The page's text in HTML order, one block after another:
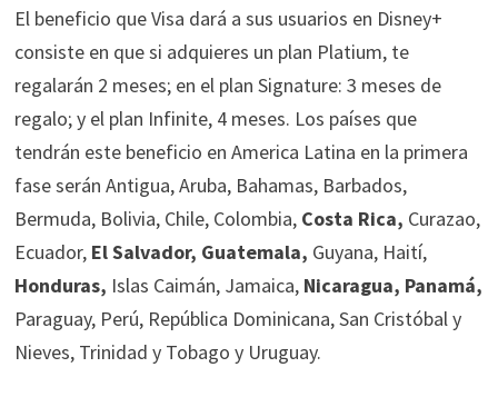
El beneficio que Visa dará a sus usuarios en Disney+
consiste en que si adquieres un plan Platium, te
regalarán 2 meses; en el plan Signature: 3 meses de
regalo; y el plan Infinite, 4 meses. Los países que
tendrán este beneficio en America Latina en la primera
fase serán Antigua, Aruba, Bahamas, Barbados,
Bermuda, Bolivia, Chile, Colombia, Costa Rica, Curazao,
Ecuador, El Salvador, Guatemala, Guyana, Haití,
Honduras, Islas Caimán, Jamaica, Nicaragua, Panamá,
Paraguay, Perú, República Dominicana, San Cristóbal y
Nieves, Trinidad y Tobago y Uruguay.